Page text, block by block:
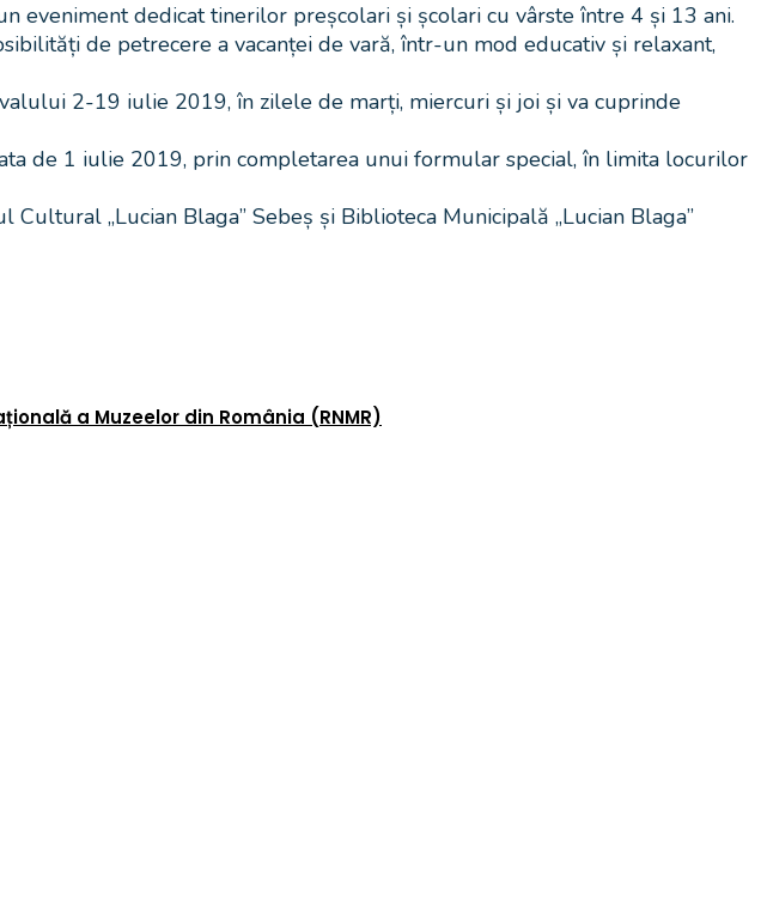
eveniment dedicat tinerilor preșcolari și școlari cu vârste între 4 și 13 ani.
de petrecere a vacanței de vară, într-un mod educativ și relaxant,
2-19 iulie 2019, în zilele de marți, miercuri și joi și va cuprinde
de 1 iulie 2019, prin completarea unui formular special, în limita locurilor
„Lucian Blaga” Sebeș și Biblioteca Municipală „Lucian Blaga”
a Muzeelor din România (RNMR)